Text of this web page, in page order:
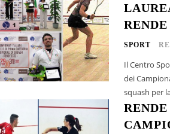
RENDE
SPORT
Il Centro
dei
squash per